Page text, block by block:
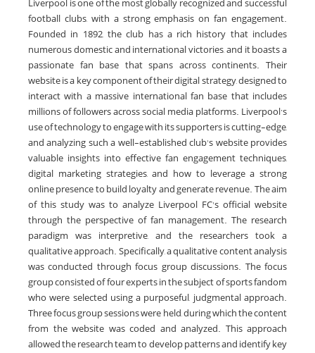
football clubs, with a strong emphasis on fan engagement.
Founded in 1892, the club has a rich history that includes
numerous domestic and international victories, and it boasts a
passionate fan base that spans across continents. Their
website is a key component of their digital strategy, designed to
interact with a massive international fan base that includes
millions of followers across social media platforms. Liverpool’s
use of technology to engage with its supporters is cutting-edge,
and analyzing such a well-established club's website provides
valuable insights into effective fan engagement techniques,
digital marketing strategies, and how to leverage a strong
online presence to build loyalty and generate revenue. The aim
of this study was to analyze Liverpool FC's official website
through the perspective of fan management. The research
paradigm was interpretive, and the researchers took a
qualitative approach. Specifically, a qualitative content analysis
was conducted through focus group discussions. The focus
group consisted of four experts in the subject of sports fandom
who were selected using a purposeful, judgmental approach.
Three focus group sessions were held, during which the content
from the website was coded and analyzed. This approach
allowed the research team to develop patterns and identify key